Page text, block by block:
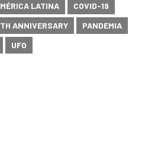
LATINA
COVID-19
ANNIVERSARY
PANDEMIA
UFO